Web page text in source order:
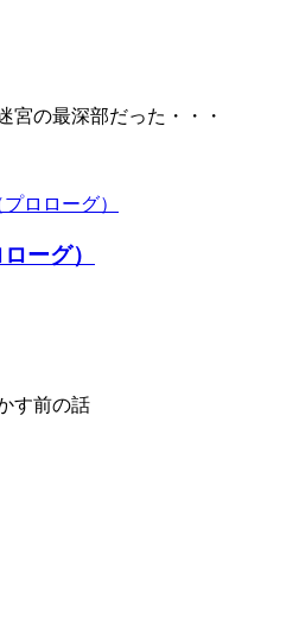
宮の最深部だった・・・
ーグ）
す前の話